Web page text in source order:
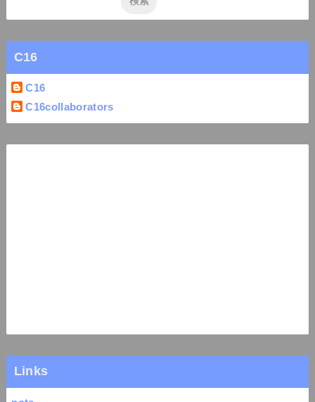
C16
C16
C16collaborators
Links